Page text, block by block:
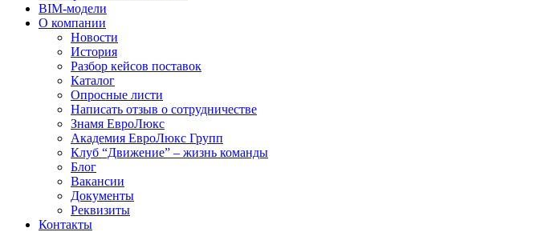
BIM-модели
О компании
Новости
История
Разбор кейсов поставок
Каталог
Опросные листи
Написать отзыв о сотрудничестве
Знамя ЕвроЛюкс
Академия ЕвроЛюкс Групп
Клуб “Движение” – жизнь команды
Блог
Вакансии
Документы
Реквизиты
Контакты